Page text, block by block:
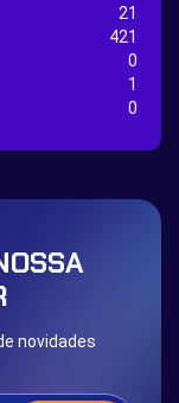
21
421
0
1
0
novidades